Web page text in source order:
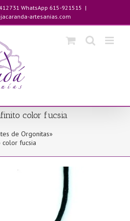
WhatsApp 615-921515 |
artesanias.com
color fucsia
de Orgonitas»
fucsia